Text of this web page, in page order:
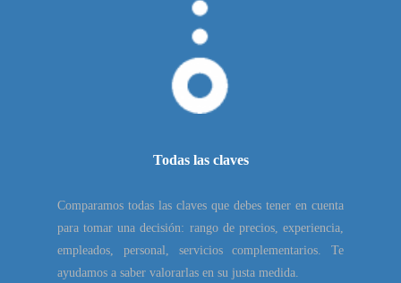
Todas las claves
Comparamos todas las claves que debes tener en cuenta
para tomar una decisión: rango de precios, experiencia,
empleados, personal, servicios complementarios. Te
ayudamos a saber valorarlas en su justa medida.